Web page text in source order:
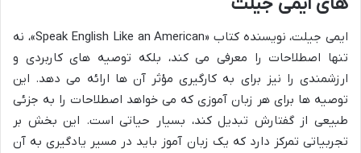
ایمی جیلت، نویسنده کتاب «Speak English Like an American»، نه
تنها اصطلاحات را معرفی می کند، بلکه توصیه های کاربردی و
ارزشمندی را نیز برای به کارگیری مؤثر آن ها ارائه می دهد. این
توصیه ها برای هر زبان آموزی که می خواهد اصطلاحات را به جزئی
طبیعی از گفتارش تبدیل کند، بسیار حیاتی است. این بخش بر
تجربیاتی تمرکز دارد که یک زبان آموز باید در مسیر یادگیری به آن